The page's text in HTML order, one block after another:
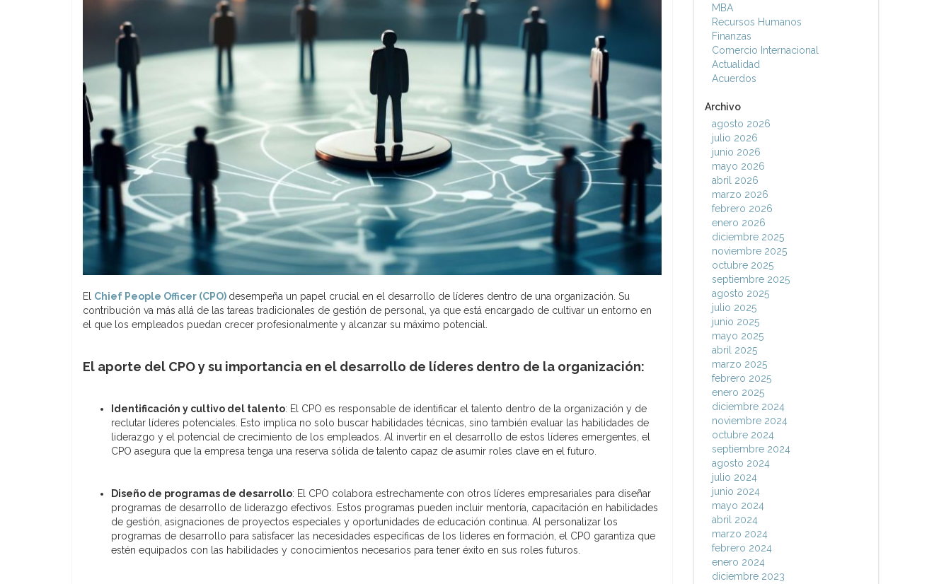
El Chief People Officer (CPO) desempeña un papel crucial en el desarrollo de líderes dentro de una organización. Su
contribución va más allá de las tareas tradicionales de gestión de personal, ya que está encargado de cultivar un entorno en
el que los empleados puedan crecer profesionalmente y alcanzar su máximo potencial.
El aporte del CPO y su importancia en el desarrollo de líderes dentro de la organización:
Identificación y cultivo del talento: El CPO es responsable de identificar el talento dentro de la organización y de
reclutar líderes potenciales. Esto implica no solo buscar habilidades técnicas, sino también evaluar las habilidades de
liderazgo y el potencial de crecimiento de los empleados. Al invertir en el desarrollo de estos líderes emergentes, el
CPO asegura que la empresa tenga una reserva sólida de talento capaz de asumir roles clave en el futuro.
Diseño de programas de desarrollo: El CPO colabora estrechamente con otros líderes empresariales para diseñar
programas de desarrollo de liderazgo efectivos. Estos programas pueden incluir mentoría, capacitación en habilidades
de gestión, asignaciones de proyectos especiales y oportunidades de educación continua. Al personalizar los
programas de desarrollo para satisfacer las necesidades específicas de los líderes en formación, el CPO garantiza que
estén equipados con las habilidades y conocimientos necesarios para tener éxito en sus roles futuros.
MBA
Recursos Humanos
Finanzas
Comercio Internacional
Actualidad
Acuerdos
Archivo
agosto 2026
julio 2026
junio 2026
mayo 2026
abril 2026
marzo 2026
febrero 2026
enero 2026
diciembre 2025
noviembre 2025
octubre 2025
septiembre 2025
agosto 2025
julio 2025
junio 2025
mayo 2025
abril 2025
marzo 2025
febrero 2025
enero 2025
diciembre 2024
noviembre 2024
octubre 2024
septiembre 2024
agosto 2024
julio 2024
junio 2024
mayo 2024
abril 2024
marzo 2024
febrero 2024
enero 2024
diciembre 2023